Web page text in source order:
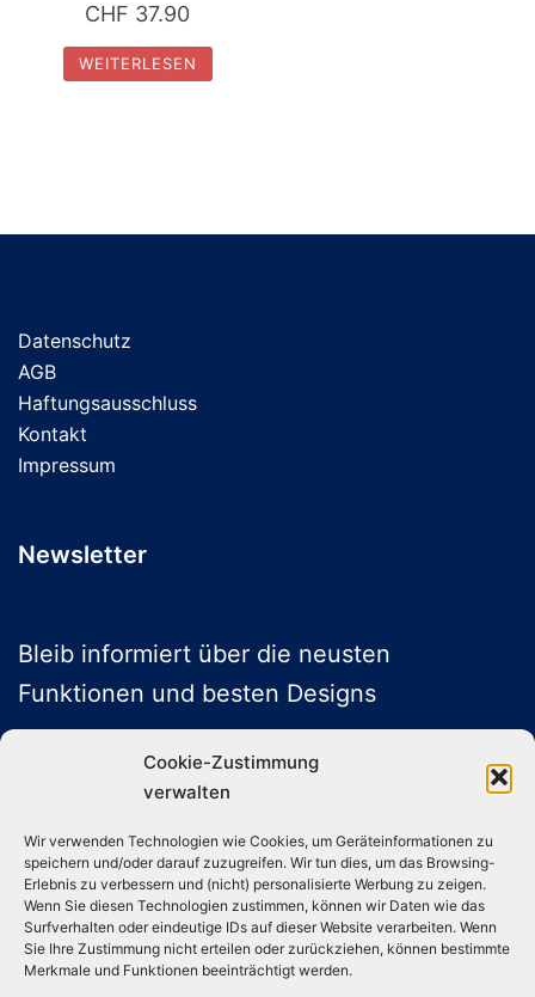
Cookie-Zustimmung
verwalten
Wir verwenden Technologien wie Cookies, um Geräteinformationen zu
speichern und/oder darauf zuzugreifen. Wir tun dies, um das Browsing-
Erlebnis zu verbessern und (nicht) personalisierte Werbung zu zeigen.
Wenn Sie diesen Technologien zustimmen, können wir Daten wie das
Surfverhalten oder eindeutige IDs auf dieser Website verarbeiten. Wenn
Sie Ihre Zustimmung nicht erteilen oder zurückziehen, können bestimmte
Merkmale und Funktionen beeinträchtigt werden.
CHF 37.90
WEITERLESEN
Datenschutz
AGB
Haftungsausschluss
Kontakt
Impressum
Newsletter
Bleib informiert über die neusten
Funktionen und besten Designs
ABONNIEREN
Folge uns auf Social Media